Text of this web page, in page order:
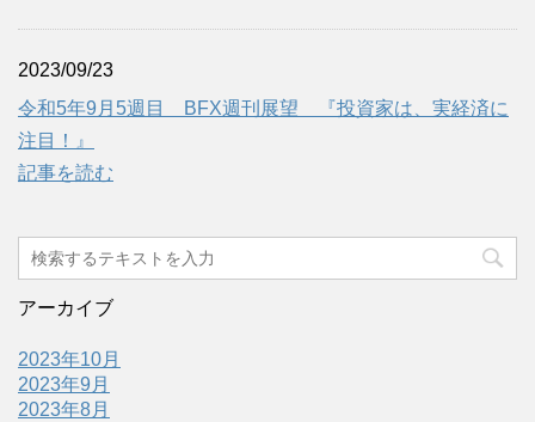
2023/09/23
令和5年9月5週目 BFX週刊展望 『投資家は、実経済に
注目！』
記事を読む
アーカイブ
2023年10月
2023年9月
2023年8月